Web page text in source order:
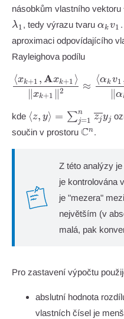
násobkům vlastního vektoru
λ1 , tedy výrazu tvaru
v_1
αkv1
aproximaci odpovídajícího
Rayleighova podílu
∥xk+1 ∥2
⟨xk+1 ,Axk+1 ⟩
≈
∥α
⟨αkv1
kde \langle z, y
\rangle =
\sum_{j=1}^n
⟨z, y⟩ = ∑j=1
n zjyj
součin v prostoru Cn.
Z této analýzy
je kontrolována
je "mezera"
největším (v
malá, pak
Pro zastavení výpočtu
abslutní hodnota
vlastních čísel je